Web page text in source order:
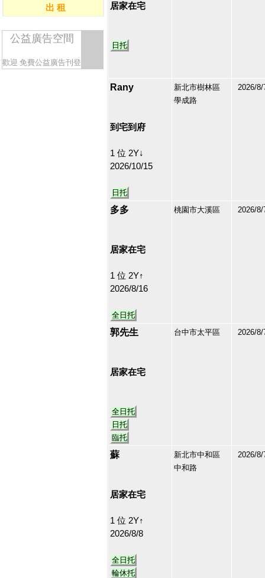
出 租
公益廣告空間
歡迎 免費公益廣告刊登
居家在宅
日托
Rany
到宅到府
1 位 2Y↓
2026/10/15
日托
新北市樹林區
學成路
2026/8/
多多
居家在宅
1 位 2Y↑
2026/8/16
全日托
桃園市大溪區 2026/8/
郭先生
居家在宅
全日托
日托
臨托
台中市太平區 2026/8/
蘇
居家在宅
1 位 2Y↑
2026/8/8
全日托
輪休托
新北市中和區
中和路
2026/8/